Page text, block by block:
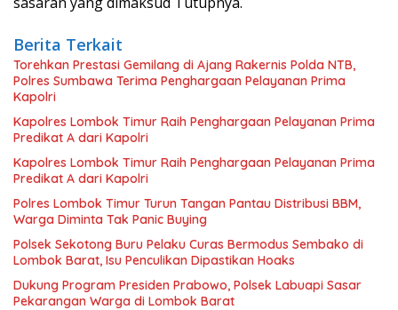
Berita Terkait
Torehkan Prestasi Gemilang di Ajang Rakernis Polda NTB,
Polres Sumbawa Terima Penghargaan Pelayanan Prima
Kapolri
Kapolres Lombok Timur Raih Penghargaan Pelayanan Prima
Predikat A dari Kapolri
Kapolres Lombok Timur Raih Penghargaan Pelayanan Prima
Predikat A dari Kapolri
Polres Lombok Timur Turun Tangan Pantau Distribusi BBM,
Warga Diminta Tak Panic Buying
Polsek Sekotong Buru Pelaku Curas Bermodus Sembako di
Lombok Barat, Isu Penculikan Dipastikan Hoaks
Dukung Program Presiden Prabowo, Polsek Labuapi Sasar
Pekarangan Warga di Lombok Barat